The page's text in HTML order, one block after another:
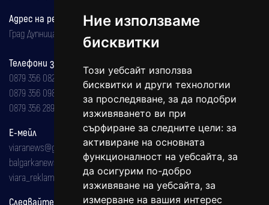
Ние използваме
бисквитки
Този уебсайт използва
бисквитки и други технологии
за проследяване, за да подобри
изживяването ви при
сърфиране за следните цели: за
активиране на основната
функционалност на уебсайта, за
да осигурим по-добро
изживяване на уебсайта, за
измерване на вашия интерес
Адрес на редакцията
Град Дупница, ул.''Христо Ботев" 43
Телефони за реклама и абонаменти
0879 356 082
0879 356 098
0879 356 289
Е-мейл
viaranews@gmail.com
balgarkanews@gmail.com
viara_reklama@mail.bg
Следвайте ни: